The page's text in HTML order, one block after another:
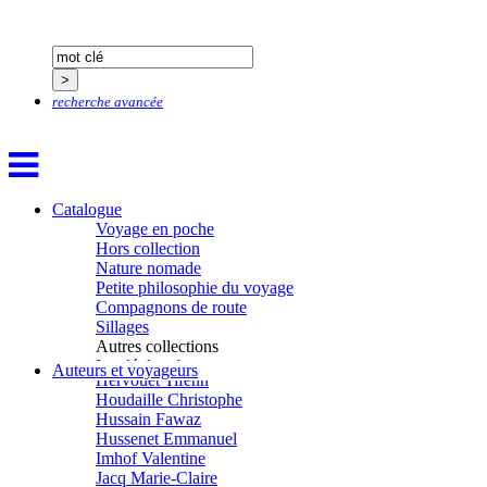
recherche avancée
Catalogue
Voyage en poche
Hors collection
Nature nomade
Petite philosophie du voyage
Compagnons de route
Sillages
Autres collections
La clé des champs
Chemins d’étoiles
Visions
Auteurs et voyageurs
Gilbert Frédéric
Giry Julien
Grange Florent
Guillemot Agnès
Guillotel Pierre-Antoine
Guyon Élizabeth
Haegy Jean-Marie
Hafez Kim
Halluin Bruno d’
Hardivilliers Albéric d’
Harvey James
Heimburger Mario
Hervouët Tifenn
Houdaille Christophe
Hussain Fawaz
Hussenet Emmanuel
Imhof Valentine
Jacq Marie-Claire